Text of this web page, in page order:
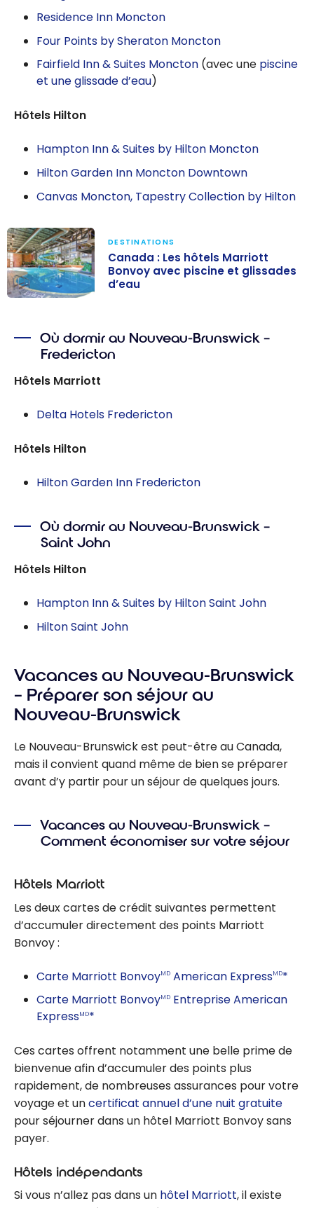
Residence Inn Moncton
Four Points by Sheraton Moncton
Fairfield Inn & Suites Moncton (avec une piscine
et une glissade d’eau)
Hôtels Hilton
Hampton Inn & Suites by Hilton Moncton
Hilton Garden Inn Moncton Downtown
Canvas Moncton, Tapestry Collection by Hilton
Bonvoy avec
piscine et
glissades d’eau
DESTINATIONS
Canada : Les hôtels Marriott
Bonvoy avec piscine et glissades
d’eau
Où dormir au Nouveau-Brunswick –
Fredericton
Hôtels Marriott
Delta Hotels Fredericton
Hôtels Hilton
Hilton Garden Inn Fredericton
Où dormir au Nouveau-Brunswick –
Saint John
Hôtels Hilton
Hampton Inn & Suites by Hilton Saint John
Hilton Saint John
Vacances au Nouveau-Brunswick
– Préparer son séjour au
Nouveau-Brunswick
Le Nouveau-Brunswick est peut-être au Canada,
mais il convient quand même de bien se préparer
avant d’y partir pour un séjour de quelques jours.
Vacances au Nouveau-Brunswick –
Comment économiser sur votre séjour
Hôtels Marriott
Les deux cartes de crédit suivantes permettent
d’accumuler directement des points Marriott
Bonvoy :
Carte Marriott BonvoyMD American ExpressMD*
Carte Marriott BonvoyMD Entreprise American
ExpressMD*
Ces cartes offrent notamment une belle prime de
bienvenue afin d’accumuler des points plus
rapidement, de nombreuses assurances pour votre
voyage et uncertificat annuel d’une nuit gratuite
pour séjourner dans un hôtel Marriott Bonvoy sans
payer.
Hôtels indépendants
Si vous n’allez pas dans un hôtel Marriott, il existe